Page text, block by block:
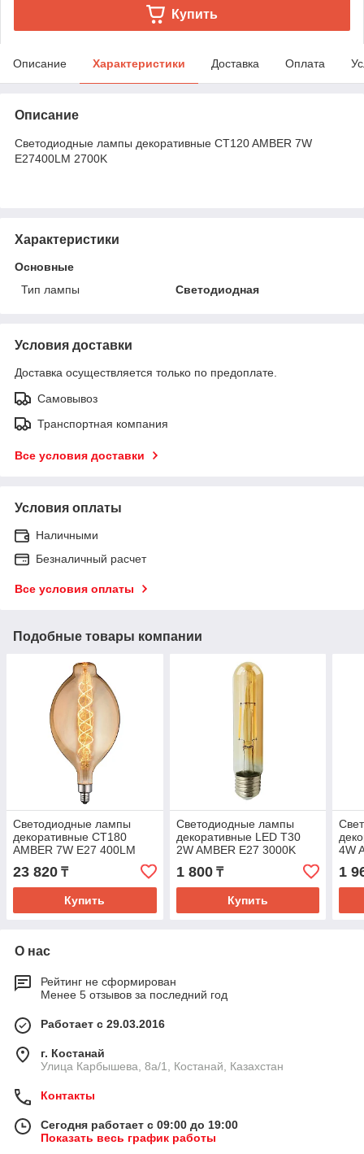
Купить
Описание Характеристики Доставка Оплата
Описание
Светодиодные лампы декоративные CT120 AMBER 7W
E27400LM 2700K
Характеристики
Основные
Тип лампы
Светодиодная
Условия доставки
Доставка осуществляется только по предоплате.
Самовывоз
Транспортная компания
Все условия доставки
Условия оплаты
Наличными
Безналичный расчет
Все условия оплаты
Подобные товары компании
Светодиодные лампы
декоративные CT180
AMBER 7W E27 400LM
2700K(TL)
23 820 ₸
Купить
Светодиодные лампы
декоративные LED T30
2W AMBER E27 3000K
220V (TL)100sh
1 800₸
Купить
4W
1
О нас
Рейтинг не сформирован
Менее 5 отзывов за последний год
Работает с 29.03.2016
г. Костанай
Улица Карбышева, 8а/1, Костанай, Казахстан
Контакты
Сегодня работает с 09:00 до 19:00
Показать весь график работы